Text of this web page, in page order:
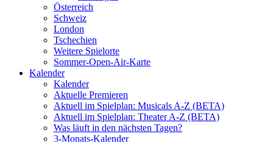
Österreich
Schweiz
London
Tschechien
Weitere Spielorte
Sommer-Open-Air-Karte
Kalender
Kalender
Aktuelle Premieren
Aktuell im Spielplan: Musicals A-Z (BETA)
Aktuell im Spielplan: Theater A-Z (BETA)
Was läuft in den nächsten Tagen?
3-Monats-Kalender